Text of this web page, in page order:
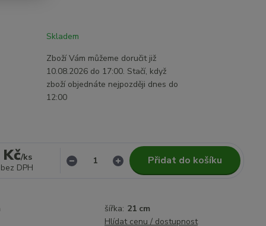
Skladem
Zboží Vám můžeme doručit již
10.08.2026 do 17:00. Stačí, když
zboží objednáte nejpozději dnes do
12:00
/ks
bez DPH
Přidat do košíku
šířka: 21 cm
Hlídat cenu / dostupnost